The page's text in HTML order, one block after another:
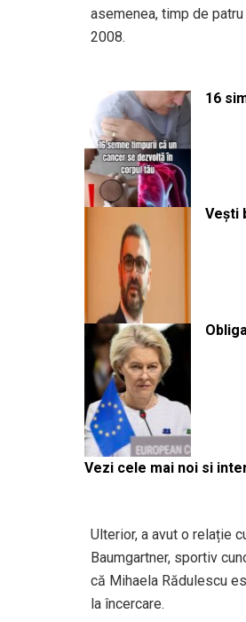
asemenea, timp de
2008.
16
Vești
Vezi cele mai noi si
Ulterior, a avut o relație
Baumgartner, sportiv
că Mihaela Rădulescu
la încercare.